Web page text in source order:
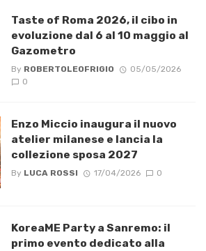
Taste of Roma 2026, il cibo in
evoluzione dal 6 al 10 maggio al
Gazometro
By ROBERTOLEOFRIGIO
05/05/2026
0
Enzo Miccio inaugura il nuovo
atelier milanese e lancia la
collezione sposa 2027
By LUCA ROSSI 17/04/2026 0
KoreaME Party a Sanremo: il
primo evento dedicato alla